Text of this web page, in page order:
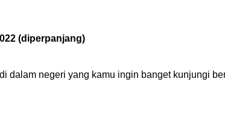
(diperpanjang)
dalam negeri yang kamu ingin banget kunjungi